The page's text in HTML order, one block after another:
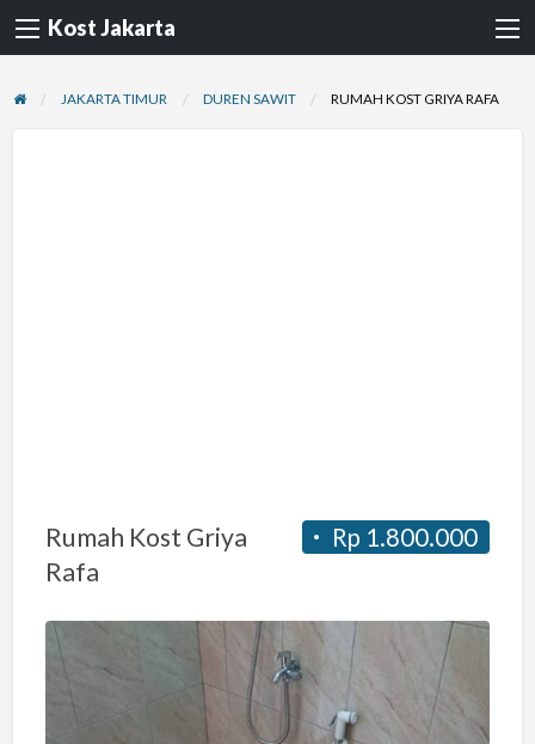
Kost Jakarta
JAKARTA TIMUR DUREN SAWIT RUMAH KOST GRIYA RAFA
Rp 1.800.000
Rumah Kost Griya
Rafa